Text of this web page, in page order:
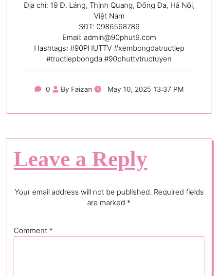
Địa chỉ: 19 Đ. Láng, Thịnh Quang, Đống Đa, Hà Nội,
Việt Nam
SĐT: 0986568789
Email: admin@90phut9.com
Hashtags: #90PHUTTV #xembongdatructiep
#tructiepbongda #90phuttvtructuyen
0 By Faizan May 10, 2025 13:37 PM
Leave a Reply
Your email address will not be published. Required fields
are marked *
Comment *